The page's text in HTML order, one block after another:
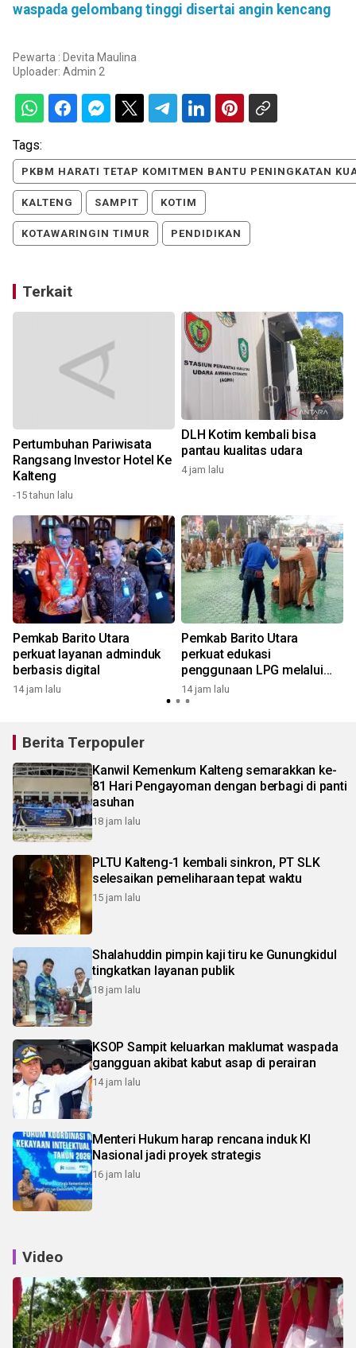
waspada gelombang tinggi disertai angin kencang
Pewarta : Devita Maulina
Uploader: Admin 2
Tags:
PKBM HARATI TETAP KOMITMEN BANTU PENINGKATAN
KALTENG SAMPIT KOTIM
KOTAWARINGIN TIMUR PENDIDIKAN
Terkait
Pertumbuhan Pariwisata
Rangsang Investor Hotel Ke
Kalteng
-15 tahun lalu
DLH Kotim kembali bisa
pantau kualitas udara
4 jam lalu
Pemkab Barito Utara
perkuat layanan adminduk
berbasis digital
14 jam lalu
Pemkab Barito Utara
perkuat edukasi
penggunaan LPG melalui
ASN
14 jam lalu
Berita Terpopuler
Kanwil Kemenkum Kalteng semarakkan ke-
81 Hari Pengayoman dengan berbagi di panti
asuhan
18 jam lalu
PLTU Kalteng-1 kembali sinkron, PT SLK
selesaikan pemeliharaan tepat waktu
15 jam lalu
Shalahuddin pimpin kaji tiru ke Gunungkidul
tingkatkan layanan publik
18 jam lalu
KSOP Sampit keluarkan maklumat waspada
gangguan akibat kabut asap di perairan
14 jam lalu
Menteri Hukum harap rencana induk KI
Nasional jadi proyek strategis
16 jam lalu
Video